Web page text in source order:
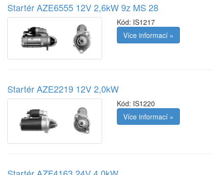
Startér AZE6555 12V 2,6kW 9z MS 28
Kód: IS1217
Více informací »
Startér AZE2219 12V 2,0kW
Kód: IS1220
Více informací »